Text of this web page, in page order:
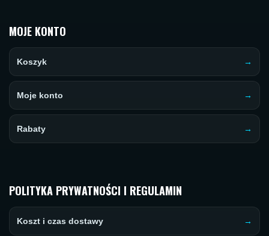
MOJE KONTO
Koszyk
Moje konto
Rabaty
POLITYKA PRYWATNOŚCI I REGULAMIN
Koszt i czas dostawy